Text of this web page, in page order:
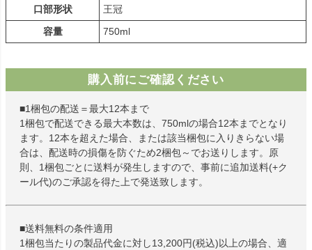
口部形状
王冠
容量
750ml
購入前にご確認ください
■1梱包の配送＝最大12本まで
1梱包で配送できる最大本数は、750mlの場合12本までとなり
ます。12本を超えた場合、または該当梱包に入りきらない場
合は、配送時の損傷を防ぐため2梱包～でお送りします。原
則、1梱包ごとに送料が発生しますので、事前に追加送料(+ク
ール代)のご承認を得た上で発送致します。
■送料無料の条件適用
1梱包当たりの製品代金に対し13,200円(税込)以上の場合、適